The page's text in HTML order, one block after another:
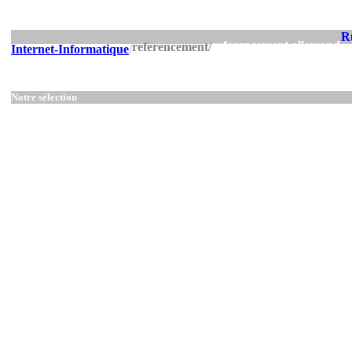
Internet-Informatique/referencement/referencement allemand
Notre sélection